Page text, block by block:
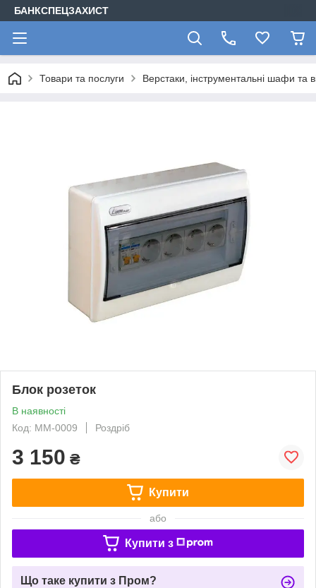
БАНКСПЕЦЗАХИСТ
Товари та послуги Верстаки, інструментальні шафи та
Блок розеток
В наявності
Код: ММ-0009
Роздріб
3 150 ₴
Купити
або
Купити з
Що таке купити з Пром?